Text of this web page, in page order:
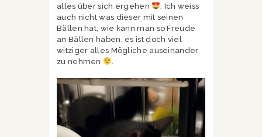
alles über sich ergehen
. Ich weiss
auch nicht was dieser mit seinen
Bällen hat, wie kann man so Freude
an Bällen haben, es ist doch viel
witziger alles Mögliche auseinander
zu nehmen